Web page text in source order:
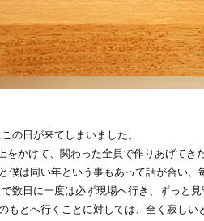
の日が来てしまいました。
をかけて、関わった全員で作りあげてき
僕は同い年という事もあって話が合い、
数日に一度は必ず現場へ行き、ずっと
もとへ行くことに対しては、全く寂しい